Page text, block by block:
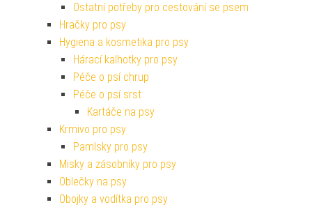
Ostatní potřeby pro cestování se psem
Hračky pro psy
Hygiena a kosmetika pro psy
Hárací kalhotky pro psy
Péče o psí chrup
Péče o psí srst
Kartáče na psy
Krmivo pro psy
Pamlsky pro psy
Misky a zásobníky pro psy
Oblečky na psy
Obojky a vodítka pro psy